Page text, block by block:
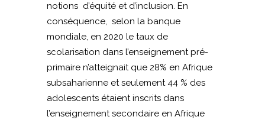
notions d’équité et d’inclusion. En
conséquence, selon la banque
mondiale, en 2020 le taux de
scolarisation dans l’enseignement pré-
primaire n’atteignait que 28% en Afrique
subsaharienne et seulement 44 % des
adolescents étaient inscrits dans
l’enseignement secondaire en Afrique